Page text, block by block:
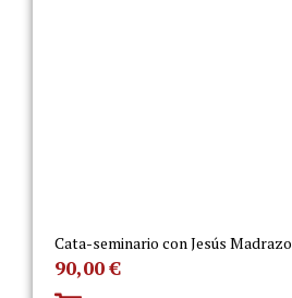
Cata-seminario con Jesús Madrazo
90,00€